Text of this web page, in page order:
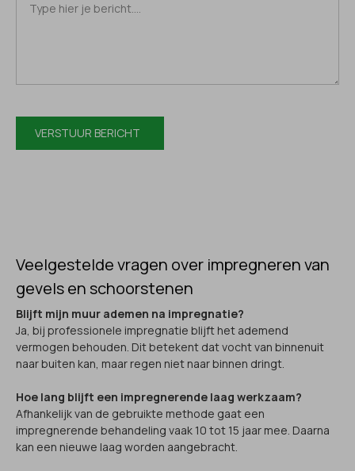
Veelgestelde vragen over impregneren van
gevels en schoorstenen
Blijft mijn muur ademen na impregnatie?
Ja, bij professionele impregnatie blijft het ademend
vermogen behouden. Dit betekent dat vocht van binnenuit
naar buiten kan, maar regen niet naar binnen dringt.
Hoe lang blijft een impregnerende laag werkzaam?
Afhankelijk van de gebruikte methode gaat een
impregnerende behandeling vaak 10 tot 15 jaar mee. Daarna
kan een nieuwe laag worden aangebracht.